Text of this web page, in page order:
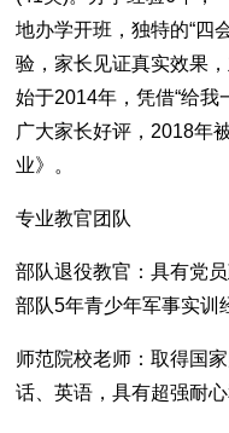
地办学开班，独特的“四
验，家长见证真实效果
始于2014年，凭借“给我
广大家长好评，2018年
业》。
专业教官团队
部队退役教官：具有党
部队5年青少年军事实训
师范院校老师：取得国
话、英语，具有超强耐